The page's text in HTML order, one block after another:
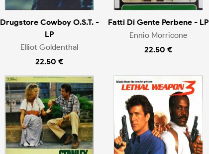
Drugstore Cowboy O.S.T. -
LP
Elliot Goldenthal
22.50 €
Fatti Di Gente Perbene - LP
Ennio Morricone
22.50 €